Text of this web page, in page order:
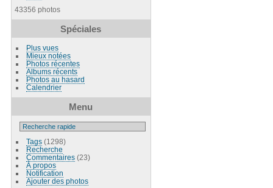
43356 photos
Spéciales
Plus vues
Mieux notées
Photos récentes
Albums récents
Photos au hasard
Calendrier
Menu
Tags(1298)
Recherche
Commentaires(23)
À propos
Notification
Ajouter des photos